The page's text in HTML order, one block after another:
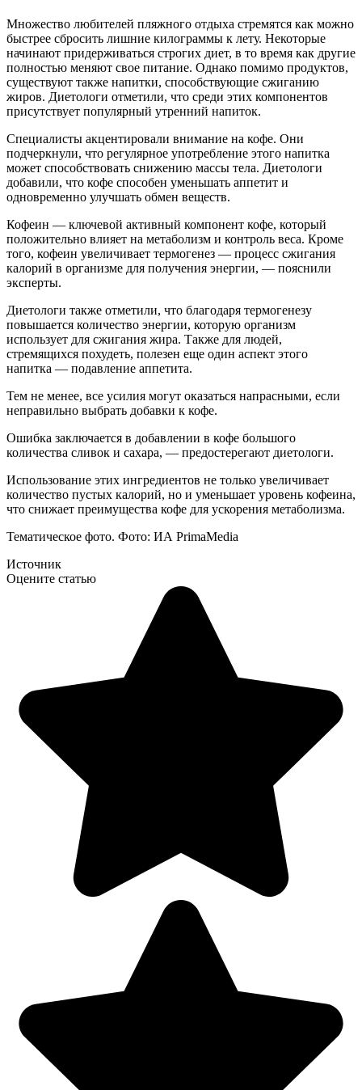
Множество любителей пляжного отдыха стремятся как можно
быстрее сбросить лишние килограммы к лету. Некоторые
начинают придерживаться строгих диет, в то время как другие
полностью меняют свое питание. Однако помимо продуктов,
существуют также напитки, способствующие сжиганию
жиров. Диетологи отметили, что среди этих компонентов
присутствует популярный утренний напиток.
Специалисты акцентировали внимание на кофе. Они
подчеркнули, что регулярное употребление этого напитка
может способствовать снижению массы тела. Диетологи
добавили, что кофе способен уменьшать аппетит и
одновременно улучшать обмен веществ.
Кофеин — ключевой активный компонент кофе, который
положительно влияет на метаболизм и контроль веса. Кроме
того, кофеин увеличивает термогенез — процесс сжигания
калорий в организме для получения энергии, — пояснили
эксперты.
Диетологи также отметили, что благодаря термогенезу
повышается количество энергии, которую организм
использует для сжигания жира. Также для людей,
стремящихся похудеть, полезен еще один аспект этого
напитка — подавление аппетита.
Тем не менее, все усилия могут оказаться напрасными, если
неправильно выбрать добавки к кофе.
Ошибка заключается в добавлении в кофе большого
количества сливок и сахара, — предостерегают диетологи.
Использование этих ингредиентов не только увеличивает
количество пустых калорий, но и уменьшает уровень кофеина,
что снижает преимущества кофе для ускорения метаболизма.
Тематическое фото. Фото: ИА PrimaMedia
Источник
Оцените статью